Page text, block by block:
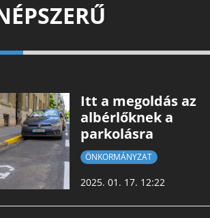
Itt a megoldás az
albérlőknek a
parkolásra
ÖNKORMÁNYZAT
2025. 01. 17. 12:22